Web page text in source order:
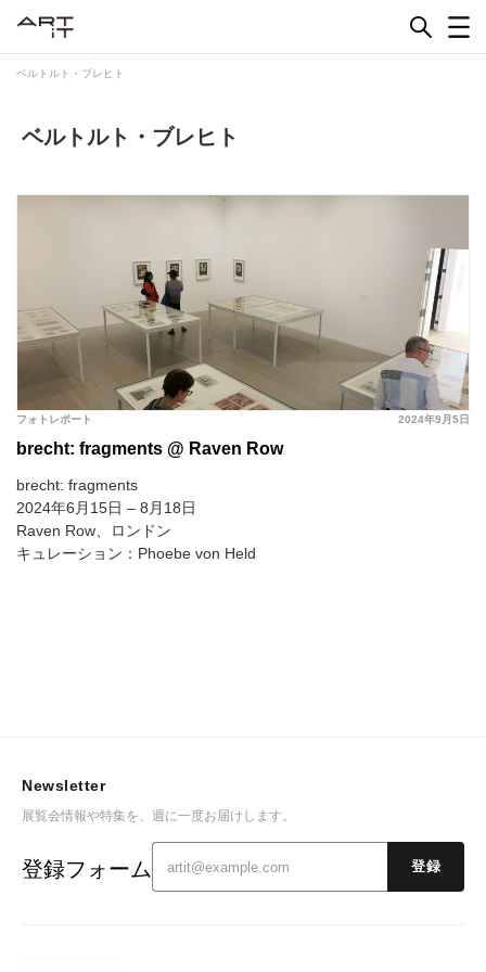
ベルトルト・ブレヒト
ベルトルト・ブレヒト
2024年9月5日
フォトレポート
brecht: fragments @ Raven Row
brecht: fragments
2024年6月15日 – 8月18日
Raven Row、ロンドン
キュレーション：Phoebe von Held
Newsletter
展覧会情報や特集を、週に一度お届けします。
登録フォーム 登録